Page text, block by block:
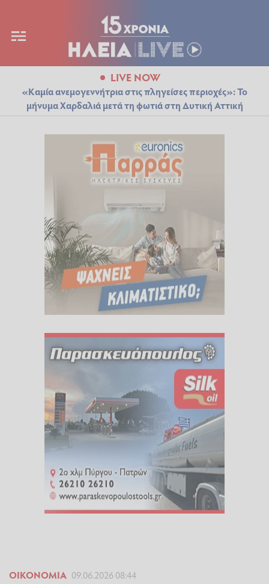
LIVE NOW
«Καμία ανεμογεννήτρια στις πληγείσες περιοχές»: Το
μήνυμα Χαρδαλιά μετά τη φωτιά στη Δυτική Αττική
ΟΙΚΟΝΟΜΊΑ 09.06.2026 08:44